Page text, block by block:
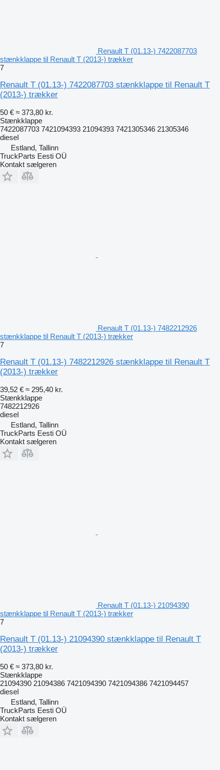
Renault T (01.13-) 7422087703
stænkklappe til Renault T (2013-) trækker
7
Renault T (01.13-) 7422087703 stænkklappe til Renault T
(2013-) trækker
50 € ≈ 373,80 kr.
Stænkklappe
7422087703 7421094393 21094393 7421305346 21305346
diesel
Estland, Tallinn
TruckParts Eesti OÜ
Kontakt sælgeren
Renault T (01.13-) 7482212926
stænkklappe til Renault T (2013-) trækker
7
Renault T (01.13-) 7482212926 stænkklappe til Renault T
(2013-) trækker
39,52 € ≈ 295,40 kr.
Stænkklappe
7482212926
diesel
Estland, Tallinn
TruckParts Eesti OÜ
Kontakt sælgeren
Renault T (01.13-) 21094390
stænkklappe til Renault T (2013-) trækker
7
Renault T (01.13-) 21094390 stænkklappe til Renault T
(2013-) trækker
50 € ≈ 373,80 kr.
Stænkklappe
21094390 21094386 7421094390 7421094386 7421094457
diesel
Estland, Tallinn
TruckParts Eesti OÜ
Kontakt sælgeren